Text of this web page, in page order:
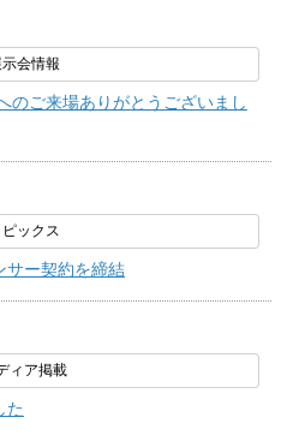
のご来場ありがとうございまし
サー契約を締結
た